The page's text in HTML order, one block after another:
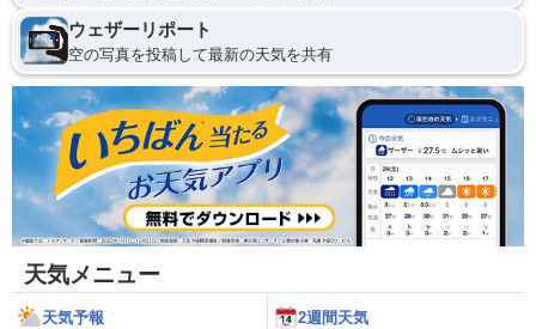
ウェザーリポート
空の写真を投稿して最新の天気を共有
天気メニュー
天気予報 2週間天気